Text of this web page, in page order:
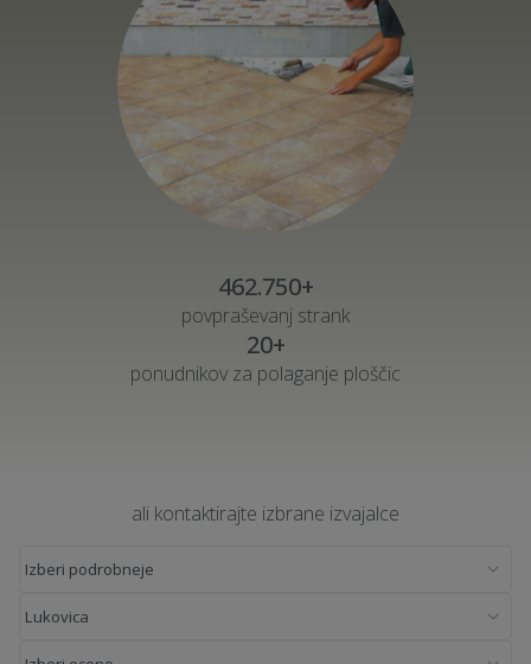
462.750+
povpraševanj strank
20+
ponudnikov za polaganje ploščic
ali kontaktirajte izbrane izvajalce